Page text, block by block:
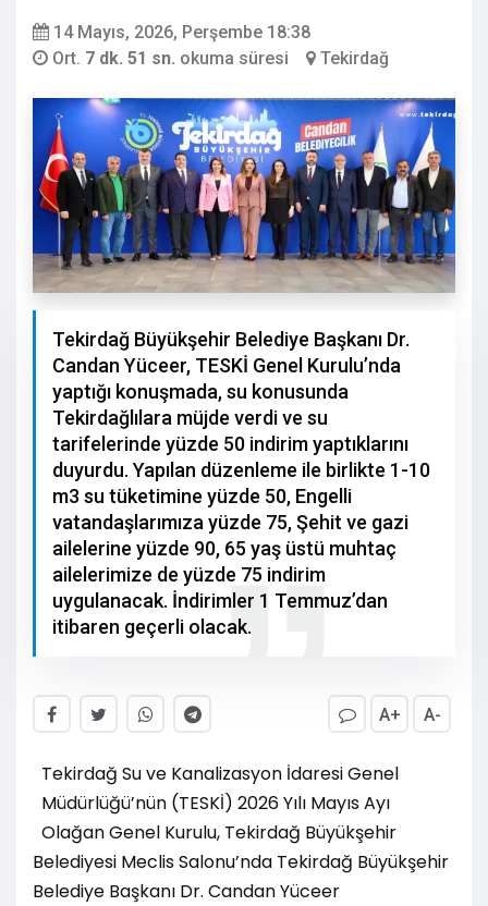
14 Mayıs, 2026, Perşembe 18:38
Ort. 7 dk. 51 sn. okuma süresi Tekirdağ
Tekirdağ Büyükşehir Belediye Başkanı Dr.
Candan Yüceer, TESKİ Genel Kurulu’nda
yaptığı konuşmada, su konusunda
Tekirdağlılara müjde verdi ve su
tarifelerinde yüzde 50 indirim yaptıklarını
duyurdu. Yapılan düzenleme ile birlikte 1-10
m3 su tüketimine yüzde 50, Engelli
vatandaşlarımıza yüzde 75, Şehit ve gazi
ailelerine yüzde 90, 65 yaş üstü muhtaç
ailelerimize de yüzde 75 indirim
uygulanacak. İndirimler 1 Temmuz’dan
itibaren geçerli olacak.
A+ A-
Tekirdağ Su ve Kanalizasyon İdaresi Genel
Müdürlüğü’nün (TESKİ) 2026 Yılı Mayıs Ayı
Olağan Genel Kurulu, Tekirdağ Büyükşehir
Belediyesi Meclis Salonu’nda Tekirdağ Büyükşehir
Belediye Başkanı Dr. Candan Yüceer